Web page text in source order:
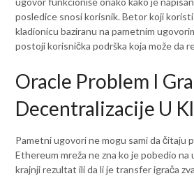
posledice snosi korisnik. Bеtor koji
kladionicu baziranu na pametnim
postoji korisnička podrška koja može da
Oracle Problem I
Decentralizacije U
Pametni ugovori ne mogu sami da čitaju
Ethereum mreža ne zna ko je pobedio na
krajnji rezultat ili da li je transfer igrača